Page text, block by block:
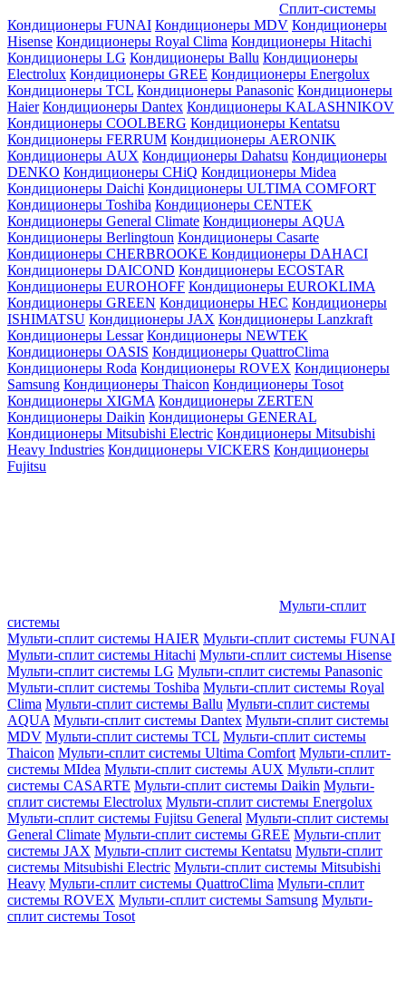
Сплит-системы
Кондиционеры FUNAI Кондиционеры MDV Кондиционеры
Hisense Кондиционеры Royal Clima Кондиционеры Hitachi
Кондиционеры LG Кондиционеры Ballu Кондиционеры
Electrolux Кондиционеры GREE Кондиционеры Energolux
Кондиционеры TCL Кондиционеры Panasonic Кондиционеры
Haier Кондиционеры Dantex Кондиционеры KALASHNIKOV
Кондиционеры СOOLBERG Кондиционеры Kentatsu
Кондиционеры FERRUM Кондиционеры AERONIK
Кондиционеры AUX Кондиционеры Dahatsu Кондиционеры
DENKO Кондиционеры CHiQ Кондиционеры Midea
Кондиционеры Daichi Кондиционеры ULTIMA COMFORT
Кондиционеры Toshiba Кондиционеры CENTEK
Кондиционеры General Climate Кондиционеры AQUA
Кондиционеры Berlingtoun Кондиционеры Casarte
Кондиционеры CHERBROOKE Кондиционеры DAHACI
Кондиционеры DAICOND Кондиционеры ECOSTAR
Кондиционеры EUROHOFF Кондиционеры EUROKLIMA
Кондиционеры GREEN Кондиционеры HEC Кондиционеры
ISHIMATSU Кондиционеры JAX Кондиционеры Lanzkraft
Кондиционеры Lessar Кондиционеры NEWTEK
Кондиционеры OASIS Кондиционеры QuattroClima
Кондиционеры Roda Кондиционеры ROVEX Кондиционеры
Samsung Кондиционеры Thaicon Кондиционеры Tosot
Кондиционеры XIGMA Кондиционеры ZERTEN
Кондиционеры Daikin Кондиционеры GENERAL
Кондиционеры Mitsubishi Electric Кондиционеры Mitsubishi
Heavy Industries Кондиционеры VICKERS Кондиционеры
Fujitsu
Мульти-сплит
системы
Мульти-сплит системы HAIER Мульти-сплит системы FUNAI
Мульти-сплит системы Hitachi Мульти-сплит системы Hisense
Мульти-сплит системы LG Мульти-сплит системы Panasonic
Мульти-сплит системы Toshiba Мульти-сплит системы Royal
Clima Мульти-сплит системы Ballu Мульти-сплит системы
AQUA Мульти-сплит системы Dantex Мульти-сплит системы
MDV Мульти-сплит системы TCL Мульти-сплит системы
Thaicon Мульти-сплит системы Ultima Comfort Мульти-сплит-
системы MIdea Мульти-сплит системы AUX Мульти-сплит
системы CASARTE Мульти-сплит системы Daikin Мульти-
сплит системы Electrolux Мульти-сплит системы Energolux
Мульти-сплит системы Fujitsu General Мульти-сплит системы
General Climate Мульти-сплит системы GREE Мульти-сплит
системы JAX Мульти-сплит системы Kentatsu Мульти-сплит
системы Mitsubishi Electric Мульти-сплит системы Mitsubishi
Heavy Мульти-сплит системы QuattroClima Мульти-сплит
системы ROVEX Мульти-сплит системы Samsung Мульти-
сплит системы Tosot